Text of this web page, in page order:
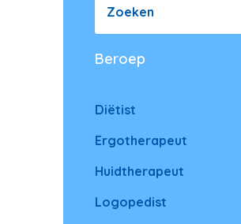
Zoeken
Beroep
Diëtist
Ergotherapeut
Huidtherapeut
Logopedist